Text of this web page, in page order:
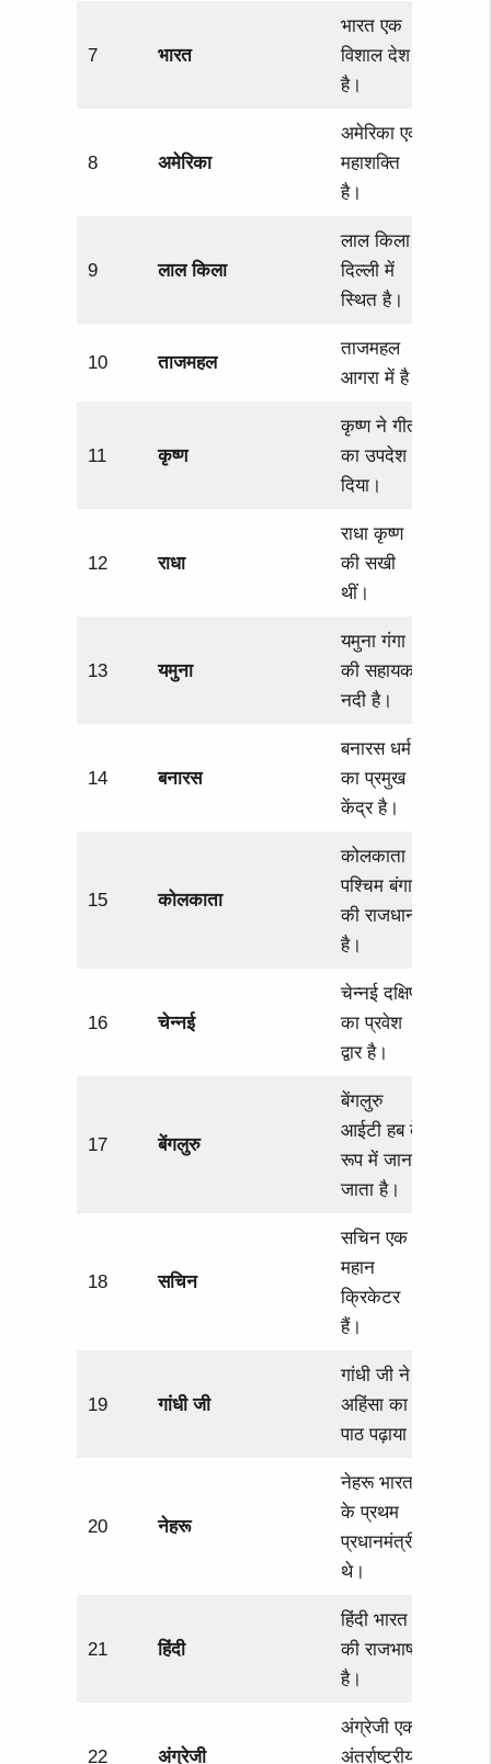
7 भारत
भारत एक
विशाल देश
है।
8 अमेरिका
अमेरिका एक
महाशक्ति
है।
9 लाल किला
लाल किला
दिल्ली में
स्थित है।
10 ताजमहल
ताजमहल
आगरा में है।
11 कृष्ण
कृष्ण ने गीता
का उपदेश
दिया।
12 राधा
राधा कृष्ण
की सखी
थीं।
13 यमुना
यमुना गंगा
की सहायक
नदी है।
14 बनारस
बनारस धर्म
का प्रमुख
केंद्र है।
15 कोलकाता
कोलकाता
पश्चिम बंगाल
की राजधानी
है।
16 चेन्नई
चेन्नई दक्षिण
का प्रवेश
द्वार है।
17 बेंगलुरु
बेंगलुरु
आईटी हब के
रूप में जाना
जाता है।
18 सचिन
सचिन एक
महान
क्रिकेटर
हैं।
19 गांधी जी
गांधी जी ने
अहिंसा का
पाठ पढ़ाया।
20 नेहरू
नेहरू भारत
के प्रथम
प्रधानमंत्री
थे।
21 हिंदी
हिंदी भारत
की राजभाषा
है।
22 अंग्रेजी
अंग्रेजी एक
अंतर्राष्ट्रीय